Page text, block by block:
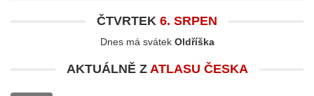
ČTVRTEK 6. SRPEN
Dnes má svátek Oldříška
AKTUÁLNĚ Z ATLASU ČESKA